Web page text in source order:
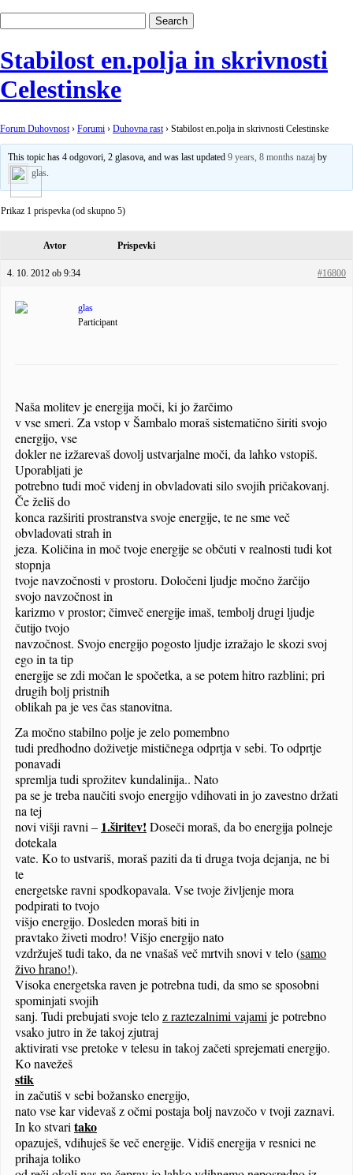
Stabilost en.polja in skrivnosti
Celestinske
Forum Duhovnost › Forumi › Duhovna rast › Stabilost en.polja in skrivnosti Celestinske
This topic has 4 odgovori, 2 glasova, and was last updated9 years, 8 months nazaj by
glas
Prikaz 1 prispevka (od skupno 5)
Avtor Prispevki
4. 10. 2012 ob 9:34 #16800
glas
Participant
Naša molitev je energija moči, ki jo žarčimo
v vse smeri. Za vstop v Šambalo moraš sistematično širiti svojo
energijo, vse
dokler ne izžarevaš dovolj ustvarjalne moči, da lahko vstopiš.
Uporabljati je
potrebno tudi moč videnj in obvladovati silo svojih pričakovanj.
Če želiš do
konca razširiti prostranstva svoje energije, te ne sme več
obvladovati strah in
jeza. Količina in moč tvoje energije se občuti v realnosti tudi kot
stopnja
tvoje navzočnosti v prostoru. Določeni ljudje močno žarčijo
svojo navzočnost in
karizmo v prostor; čimveč energije imaš, tembolj drugi ljudje
čutijo tvojo
navzočnost. Svojo energijo pogosto ljudje izražajo le skozi svoj
ego in ta tip
energije se zdi močan le spočetka, a se potem hitro razblini; pri
drugih bolj pristnih
oblikah pa je ves čas stanovitna.
Za močno stabilno polje je zelo pomembno
tudi predhodno doživetje mističnega odprtja v sebi. To odprtje
ponavadi
spremlja tudi sprožitev kundalinija.. Nato
pa se je treba naučiti svojo energijo vdihovati in jo zavestno držati
na tej
novi višji ravni – 1.širitev! Doseči moraš, da bo energija polneje
dotekala
vate. Ko to ustvariš, moraš paziti da ti druga tvoja dejanja, ne bi
te
energetske ravni spodkopavala. Vse tvoje življenje mora
podpirati to tvojo
višjo energijo. Dosleden morašbiti in
pravtako živeti modro! Višjo energijo nato
vzdržuješ tudi tako, da ne vnašaš več mrtvih snovi v telo (samo
živo hrano!).
Visoka energetska raven je potrebna tudi, da smo se sposobni
spominjati svojih
sanj. Tudi prebujati svoje teloz raztezalnimi vajami je potrebno
vsako jutro in že takoj zjutraj
aktivirati vse pretoke v telesu in takoj začeti sprejemati energijo.
Ko navežeš
stik
in začutiš v sebi božansko energijo,
nato vse kar videvaš z očmi postaja bolj navzočo v tvoji zaznavi.
In ko stvari tako
opazuješ, vdihuješ še več energije. Vidiš energija v resnici ne
prihaja toliko